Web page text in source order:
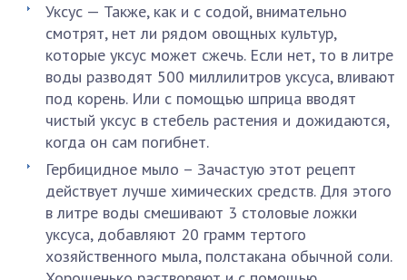
Уксус — Также, как и с содой, внимательно
смотрят, нет ли рядом овощных культур,
которые уксус может сжечь. Если нет, то в литре
воды разводят 500 миллилитров уксуса, вливают
под корень. Или с помощью шприца вводят
чистый уксус в стебель растения и дожидаются,
когда он сам погибнет.
Гербицидное мыло – Зачастую этот рецепт
действует лучше химических средств. Для этого
в литре воды смешивают 3 столовые ложки
уксуса, добавляют 20 грамм тертого
хозяйственного мыла, полстакана обычной соли.